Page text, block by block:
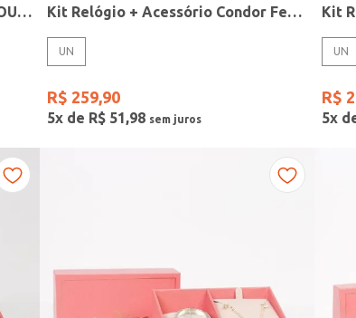
Relógio Mini Condor Feminino DOURADO Kit Relógio + Acessório Condor Feminino DOURADO
UN
R$ 259,90
5x de R$ 51,98
UN
R$
5x